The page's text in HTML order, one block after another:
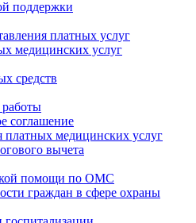
поддержки
платных услуг
медицинских услуг
средств
соглашение
медицинских услуг
вычета
помощи по ОМС
граждан в сфере охраны